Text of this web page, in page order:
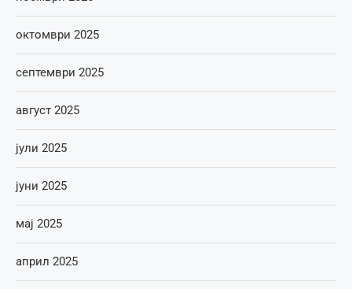
октомври 2025
септември 2025
август 2025
јули 2025
јуни 2025
мај 2025
април 2025